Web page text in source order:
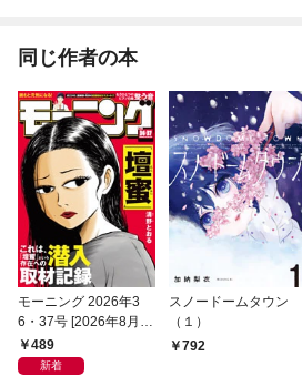
同じ作者の本
モーニング 2026年3
6・37号 [2026年8月6
日発売]
489
新着
スノードームタウン
（１）
792